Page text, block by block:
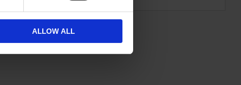
ALLOW ALL